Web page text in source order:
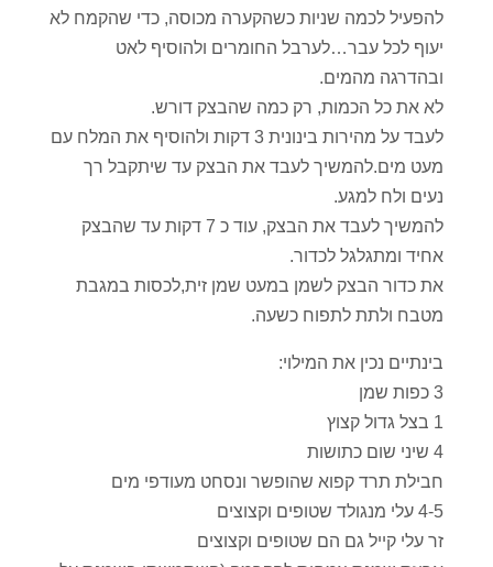
להפעיל לכמה שניות כשהקערה מכוסה, כדי שהקמח לא
יעוף לכל עבר…לערבל החומרים ולהוסיף לאט
ובהדרגה מהמים.
לא את כל הכמות, רק כמה שהבצק דורש.
לעבד על מהירות בינונית 3 דקות ולהוסיף את המלח עם
מעט מים.להמשיך לעבד את הבצק עד שיתקבל רך
נעים ולח למגע.
להמשיך לעבד את הבצק, עוד כ 7 דקות עד שהבצק
אחיד ומתגלגל לכדור.
את כדור הבצק לשמן במעט שמן זית,לכסות במגבת
מטבח ולתת לתפוח כשעה.
בינתיים נכין את המילוי:
3 כפות שמן
1 בצל גדול קצוץ
4 שיני שום כתושות
חבילת תרד קפוא שהופשר ונסחט מעודפי מים
4-5 עלי מנגולד שטופים וקצוצים
זר עלי קייל גם הם שטופים וקצוצים